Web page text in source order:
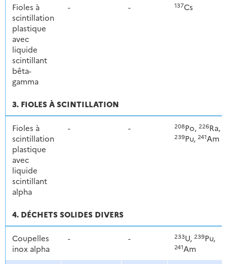
Fioles à
scintillation
plastique
avec
liquide
scintillant
bêta-
gamma
- - 137Cs
3. FIOLES À SCINTILLATION
Fioles à
scintillation
plastique
avec
liquide
scintillant
alpha
- - 208Po, 226Ra,
239Pu, 241Am
4. DÉCHETS SOLIDES DIVERS
Coupelles
inox alpha
- - 233U, 239Pu,
241Am